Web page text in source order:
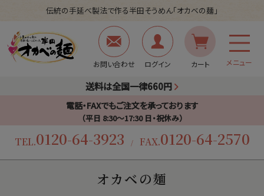
伝統の手延べ製法で作る半田そうめん「オカベの麺」
お問い合わせ ログイン カート メニュー
送料は全国一律660円
電話・FAXでもご注文を承っております
（平日 8:30〜17:30 日・祝休み）
TEL.0120-64-3923 / FAX.0120-64-2570
オカベの麺